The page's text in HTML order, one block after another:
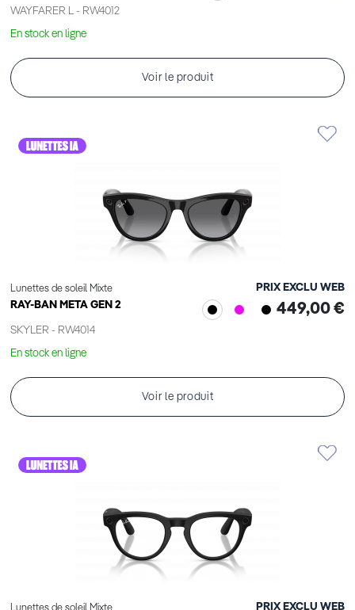
WAYFARER L - RW4012
En stock en ligne
Voir le produit
Lunettes de soleil Mixte
RAY-BAN META GEN 2
SKYLER - RW4014
PRIX EXCLU WEB
449,00 €
En stock en ligne
Voir le produit
PRIX EXCLU WEB